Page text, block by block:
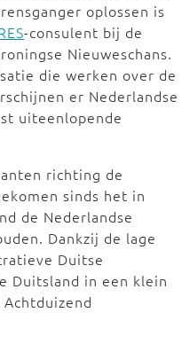
oplossen is
-consulent bij de
Nieuweschans.
die werken over de
er Nederlandse
uiteenlopende
richting de
sinds het in
de Nederlandse
Dankzij de lage
Duitse
Duitsland in een klein